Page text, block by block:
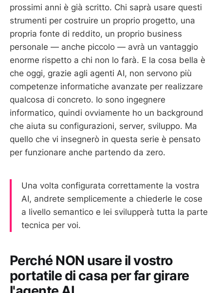
prossimi anni è già scritto. Chi saprà usare questi
strumenti per costruire un proprio progetto, una
propria fonte di reddito, un proprio business
personale — anche piccolo — avrà un vantaggio
enorme rispetto a chi non lo farà. E la cosa bella è
che oggi, grazie agli agenti AI, non servono più
competenze informatiche avanzate per realizzare
qualcosa di concreto. Io sono ingegnere
informatico, quindi ovviamente ho un background
che aiuta su configurazioni, server, sviluppo. Ma
quello che vi insegnerò in questa serie è pensato
per funzionare anche partendo da zero.
Una volta configurata correttamente la vostra
AI, andrete semplicemente a chiederle le cose
a livello semantico e lei svilupperà tutta la parte
tecnica per voi.
Perché NON usare il vostro
portatile di casa per far girare